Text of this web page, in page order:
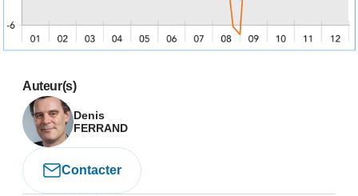
Auteur(s)
Denis
FERRAND
Contacter